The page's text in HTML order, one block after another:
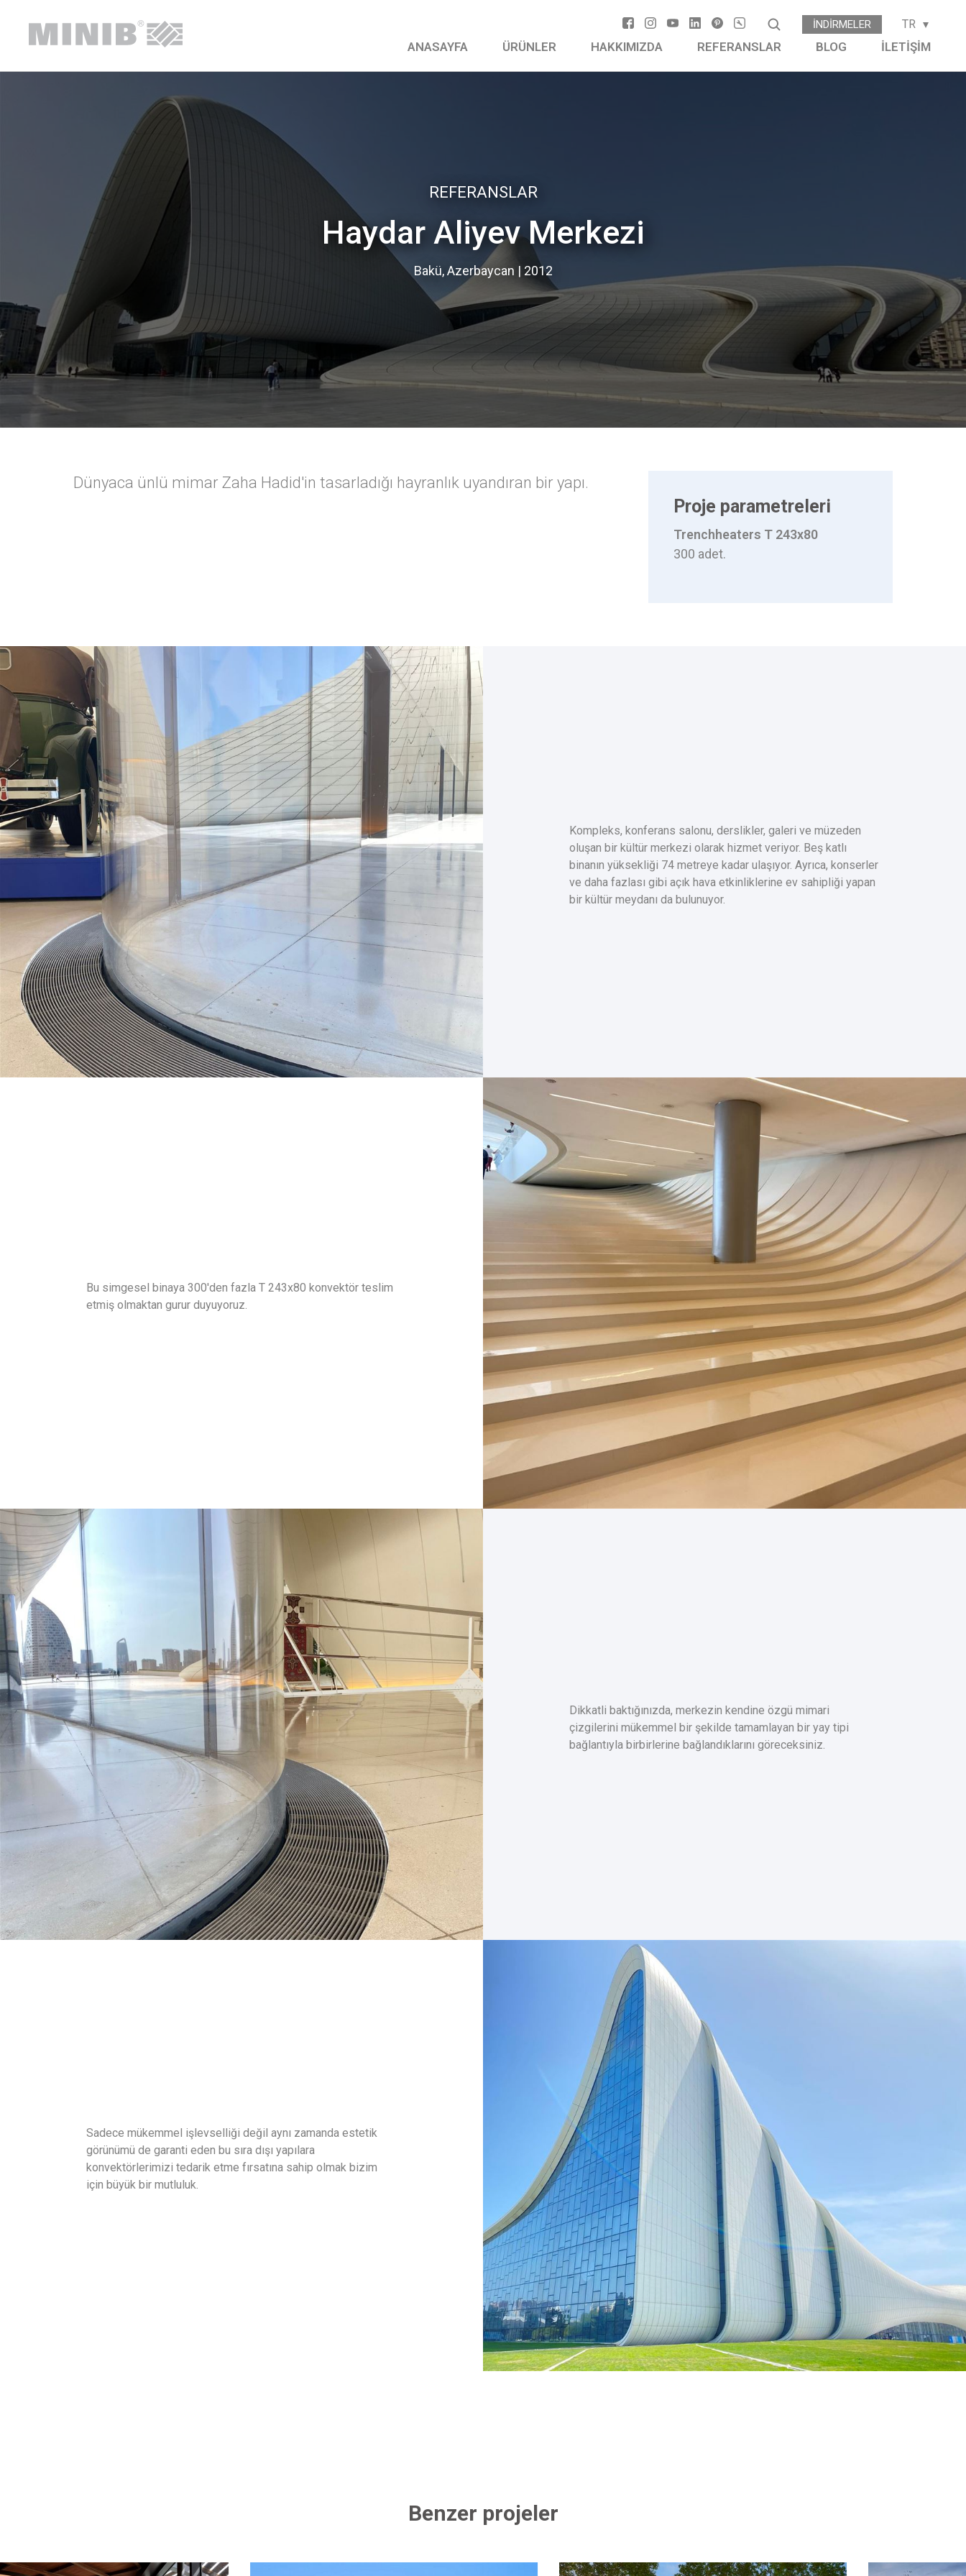
ANASAYFA ÜRÜNLER HAKKIMIZDA REFERANSLAR BLOG İLETIŞIM
İNDIRMELER TR
REFERANSLAR
Haydar Aliyev Merkezi
Bakü, Azerbaycan | 2012
Dünyaca ünlü mimar Zaha Hadid'in tasarladığı hayranlık uyandıran bir yapı.
Proje parametreleri
Trenchheaters T 243x80
300 adet.
Kompleks, konferans salonu, derslikler, galeri ve müzeden
oluşan bir kültür merkezi olarak hizmet veriyor. Beş katlı
binanın yüksekliği 74 metreye kadar ulaşıyor. Ayrıca, konserler
ve daha fazlası gibi açık hava etkinliklerine ev sahipliği yapan
bir kültür meydanı da bulunuyor.
Bu simgesel binaya 300'den fazla T 243x80 konvektör teslim
etmiş olmaktan gurur duyuyoruz.
Dikkatli baktığınızda, merkezin kendine özgü mimari
çizgilerini mükemmel bir şekilde tamamlayan bir yay tipi
bağlantıyla birbirlerine bağlandıklarını göreceksiniz.
Sadece mükemmel işlevselliği değil aynı zamanda estetik
görünümü de garanti eden bu sıra dışı yapılara
konvektörlerimizi tedarik etme fırsatına sahip olmak bizim
için büyük bir mutluluk.
Benzer projeler